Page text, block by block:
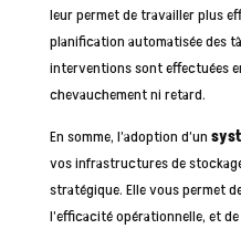
leur permet de travailler plus
planification automatisée des
interventions sont effectuées
chevauchement ni retard.
En somme, l’adoption d’un
vos infrastructures de
stratégique. Elle vous permet
l’efficacité opérationnelle, et